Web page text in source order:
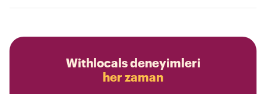
Withlocals deneyimleri
her zaman